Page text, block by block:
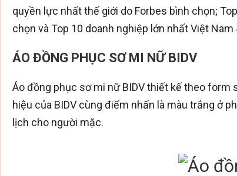
quyền lực nhất thế giới do Forbes bình chọn;
chọn và Top 10 doanh nghiệp lớn nhất Việt
ÁO ĐỒNG PHỤC SƠ MI NỮ BIDV
Áo đồng phục sơ mi nữ BIDV thiết kế theo form
hiệu của BIDV cùng điểm nhấn là màu trắng ở
lịch cho người mặc.